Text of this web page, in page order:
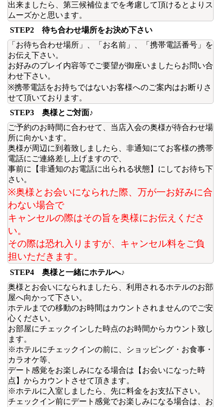
出来ましたら、第三候補位までを考慮して頂けるとよりス
ムーズかと思います。
STEP2 待ち合わせ場所をお決め下さい
「お待ち合わせ場所」、「お名前」、「携帯電話番号」を
お伝え下さい。
お好みのプレイ内容等でご要望が御座いましたらお問い合
わせ下さい。
※携帯電話をお持ちではないお客様へのご案内はお断りさ
せて頂いております。
STEP3 奥様とご対面♪
ご予約のお時間に合わせて、当店入会の奥様が待合わせ場
所に向かいます。
奥様が周辺に到着致しましたら、非通知にてお客様の携帯
電話にご連絡差し上げますので、
事前に【非通知のお電話に出られる状態】にしてお待ち下
さい。
※奥様とお会いになられた際、万が一お好みに合
わない場合で
キャンセルの際はその旨を奥様にお伝えくださ
い。
その際は恐れ入りますが、キャンセル料をご負
担いただきます。
STEP4 奥様と一緒にホテルへ♪
奥様とお会いになられましたら、利用されるホテルのお部
屋へ向かって下さい。
ホテルまでの移動のお時間はカウントされませんのでご安
心ください。
お部屋にチェックインした時点のお時間からカウント致し
ます。
※ホテルにチェックインの前に、ショッピング・お食事・
カラオケ等、
デート感覚をお楽しみになる場合は【お会いになった時
点】からカウントさせて頂きます。
※ホテルに入室しましたら、先に料金をお支払下さい。
チェックイン前にデート感覚でお楽しみになる場合は、お